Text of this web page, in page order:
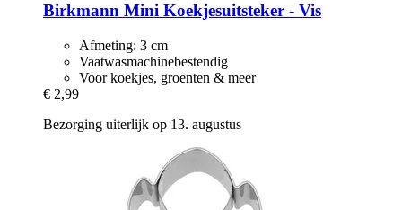
Birkmann Mini Koekjesuitsteker -​ Vis
Afmeting: 3 cm
Vaatwasmachinebestendig
Voor koekjes, groenten & meer
€ 2,99
Bezorging uiterlijk op 13. augustus